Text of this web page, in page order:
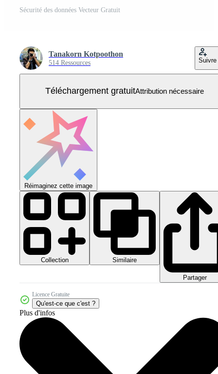
Sécurité des données Vecteur Gratuit
Tanakorn Kotpoothon
514 Ressources Suivre
Téléchargement gratuitAttribution nécessaire
Réimaginez cette image
Collection Similaire
Partager
Licence Gratuite
Qu'est-ce que c'est ?
Plus d'infos